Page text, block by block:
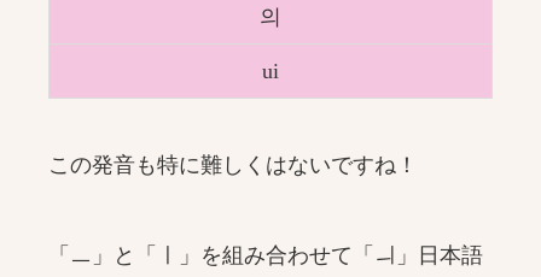
의
ui
この発音も特に難しくはないですね！
「ㅡ」と「ㅣ」を組み合わせて「ㅢ」日本語